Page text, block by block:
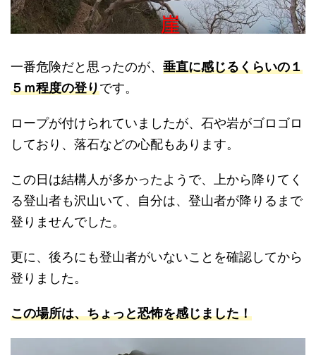
一番危険だと思ったのが、 垂直に感じるくらいの１
５ｍ程度の登りです。
ロープが付けられていましたが、石や岩がゴロゴロ
しており、落石などの心配もあります。
この日は結構人が多かったようで、上から降りてく
る登山者も沢山いて、自分は、登山者が降りるまで
登りませんでした。
更に、後ろにも登山者がいないことを確認してから
登りました。
この場所は、ちょっと恐怖を感じました！